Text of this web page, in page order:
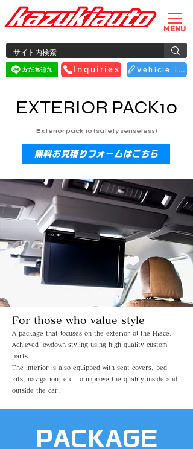
Inquiries
MENU
EXTERIOR PACK10
Exterior pack 10 (safety senseless)
無料お見積りフォームはこちら
For those who value style
A package that focuses on the exterior of the Hiace.
Achieved lowdown styling using high quality custom
parts.
​The interior is also equipped with seat covers, bed
kits, navigation, etc. to improve the quality inside and
outside the car.
PACKAGE